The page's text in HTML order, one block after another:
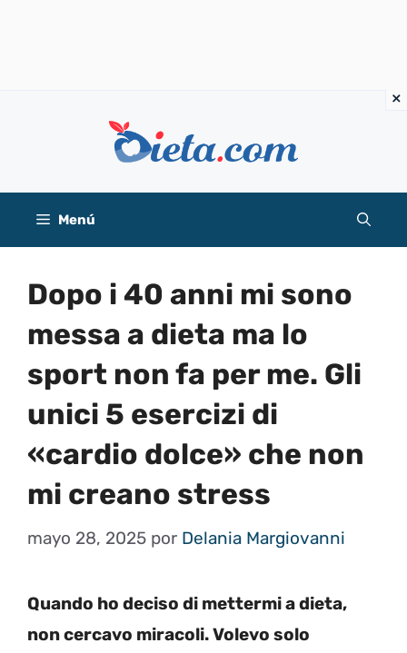
Menú
Dopo i 40 anni mi sono
messa a dieta ma lo
sport non fa per me. Gli
unici 5 esercizi di
«cardio dolce» che non
mi creano stress
mayo 28, 2025 por Delania Margiovanni
Quando ho deciso di mettermi a dieta,
non cercavo miracoli. Volevo solo